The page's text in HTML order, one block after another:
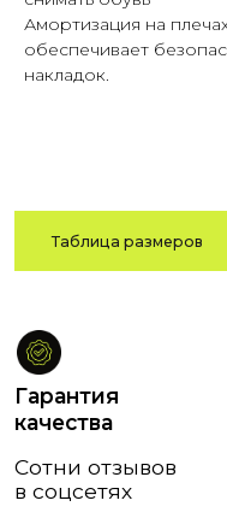
Амортизация на
обеспечивает
накладок.
Возврат
и обмен